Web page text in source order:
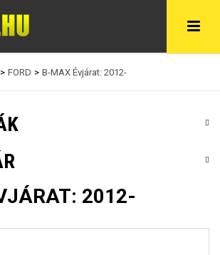
> FORD > B-MAX Évjárat: 2012-
2012-